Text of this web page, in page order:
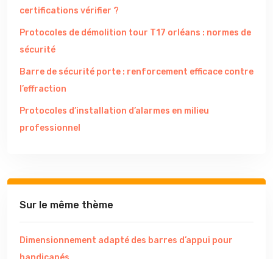
certifications vérifier ?
Protocoles de démolition tour T17 orléans : normes de
sécurité
Barre de sécurité porte : renforcement efficace contre
l’effraction
Protocoles d’installation d’alarmes en milieu
professionnel
Sur le même thème
Dimensionnement adapté des barres d’appui pour